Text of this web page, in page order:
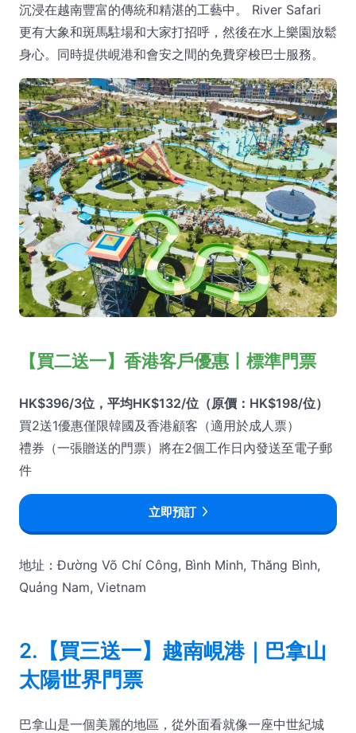
沉浸在越南豐富的傳統和精湛的工藝中。 River Safari
更有大象和斑馬駐場和大家打招呼，然後在水上樂園放鬆
身心。同時提供峴港和會安之間的免費穿梭巴士服務。
【買二送一】香港客戶優惠丨標準門票
HK$396/3位，平均HK$132/位（原價：HK$198/位）
買2送1優惠僅限韓國及香港顧客（適用於成人票）
禮券（一張贈送的門票）將在2個工作日內發送至電子郵
件
立即預訂
地址：Đường Võ Chí Công, Bình Minh, Thăng Bình,
Quảng Nam, Vietnam
2.【買三送一】越南峴港｜巴拿山
太陽世界門票
巴拿山是一個美麗的地區，從外面看就像一座中世紀城